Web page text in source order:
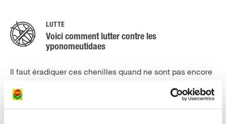
LUTTE
Voici comment lutter contre les
yponomeutidaes
Il faut éradiquer ces chenilles quand ne sont pas encore
chenilles.